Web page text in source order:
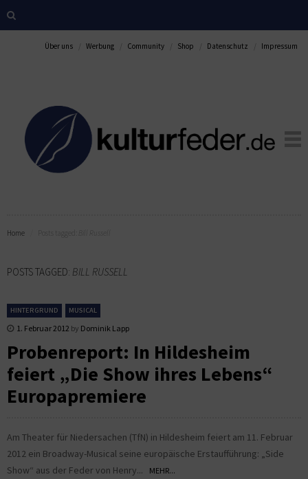
Über uns Werbung Community Shop Datenschutz Impressum
Home
POSTS TAGGED: BILL RUSSELL
HINTERGRUND MUSICAL
1. Februar 2012 by Dominik Lapp
Probenreport: In Hildesheim
feiert „Die Show ihres Lebens“
Europapremiere
Am Theater für Niedersachen (TfN) in Hildesheim feiert am 11. Februar
2012 ein Broadway-Musical seine europäische Erstaufführung: „Side
Show“ aus der Feder von Henry...
MEHR...